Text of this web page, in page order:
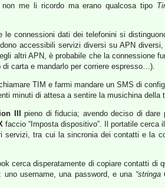
me li ricordo ma erano qualcosa tipo
connessioni dati dei telefonini si
accessibili servizi diversi su APN
altri APN, è probabile che la connessione
carta e mandarlo per corriere espresso…).
TIM e farmi mandare un SMS di
minuti di attesa a sentire la musichina
III
pieno di fiducia; avendo deciso di dare
faccio “Imposta dispositivo”. Il portatile cerca
tra cui la sincronia dei contatti e la
cerca disperatamente di copiare contatti
username, una password, e una “stringa